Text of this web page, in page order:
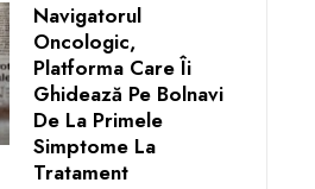
Navigatorul
Oncologic,
Platforma Care Îi
Ghidează Pe Bolnavi
De La Primele
Simptome La
Tratament